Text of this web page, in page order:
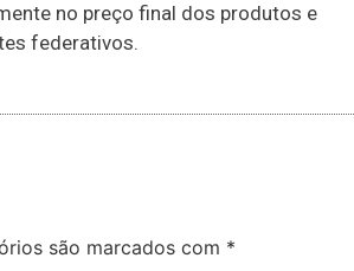
no preço final dos produtos e
federativos.
são marcados com *